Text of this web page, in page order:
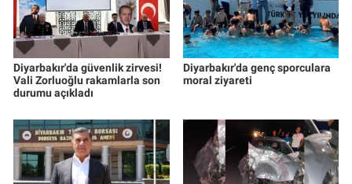
Diyarbakır'da güvenlik zirvesi!
Vali Zorluoğlu rakamlarla son
durumu açıkladı
Diyarbakır'da genç sporculara
moral ziyareti